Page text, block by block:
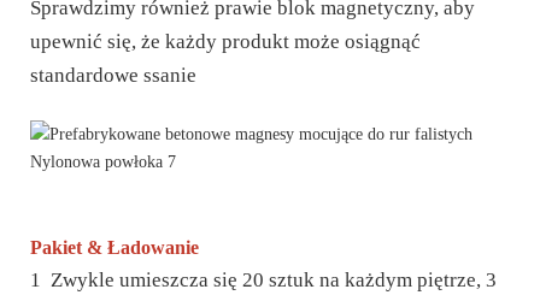
Sprawdzimy również prawie blok magnetyczny, aby
upewnić się, że każdy produkt może osiągnąć
standardowe ssanie
Pakiet & Ładowanie
1 Zwykle umieszcza się 20 sztuk na każdym piętrze, 3